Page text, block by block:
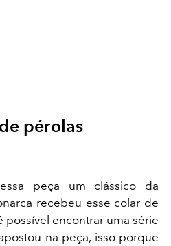
pérolas
peça um clássico da
recebeu esse colar de
possível encontrar uma série
na peça, isso porque